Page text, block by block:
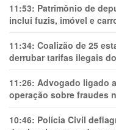
11:53: Patrimônio de
inclui fuzis, imóvel e
11:34: Coalizão de 25
derrubar tarifas ilegais
11:26: Advogado ligado
operação sobre fraudes
10:46: Polícia Civil